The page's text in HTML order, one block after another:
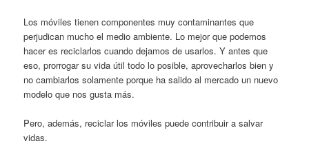
Los móviles tienen componentes muy contaminantes que
perjudican mucho el medio ambiente. Lo mejor que podemos
hacer es reciclarlos cuando dejamos de usarlos. Y antes que
eso, prorrogar su vida útil todo lo posible, aprovecharlos bien y
no cambiarlos solamente porque ha salido al mercado un nuevo
modelo que nos gusta más.
Pero, además, reciclar los móviles puede contribuir a salvar
vidas.